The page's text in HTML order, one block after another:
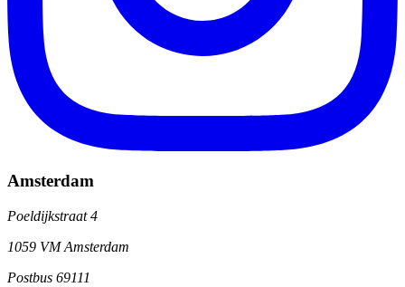
Amsterdam
Poeldijkstraat 4
1059 VM Amsterdam
Postbus 69111